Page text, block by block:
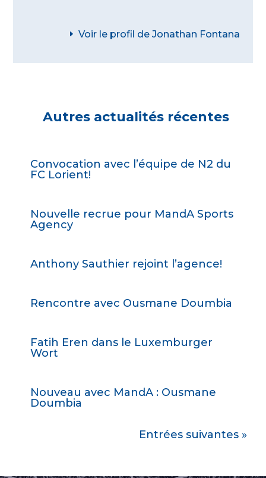
Voir le profil de Jonathan Fontana
Autres actualités récentes
Convocation avec l’équipe de N2 du
FC Lorient!
Nouvelle recrue pour MandA Sports
Agency
Anthony Sauthier rejoint l’agence!
Rencontre avec Ousmane Doumbia
Fatih Eren dans le Luxemburger
Wort
Nouveau avec MandA : Ousmane
Doumbia
Entrées suivantes »